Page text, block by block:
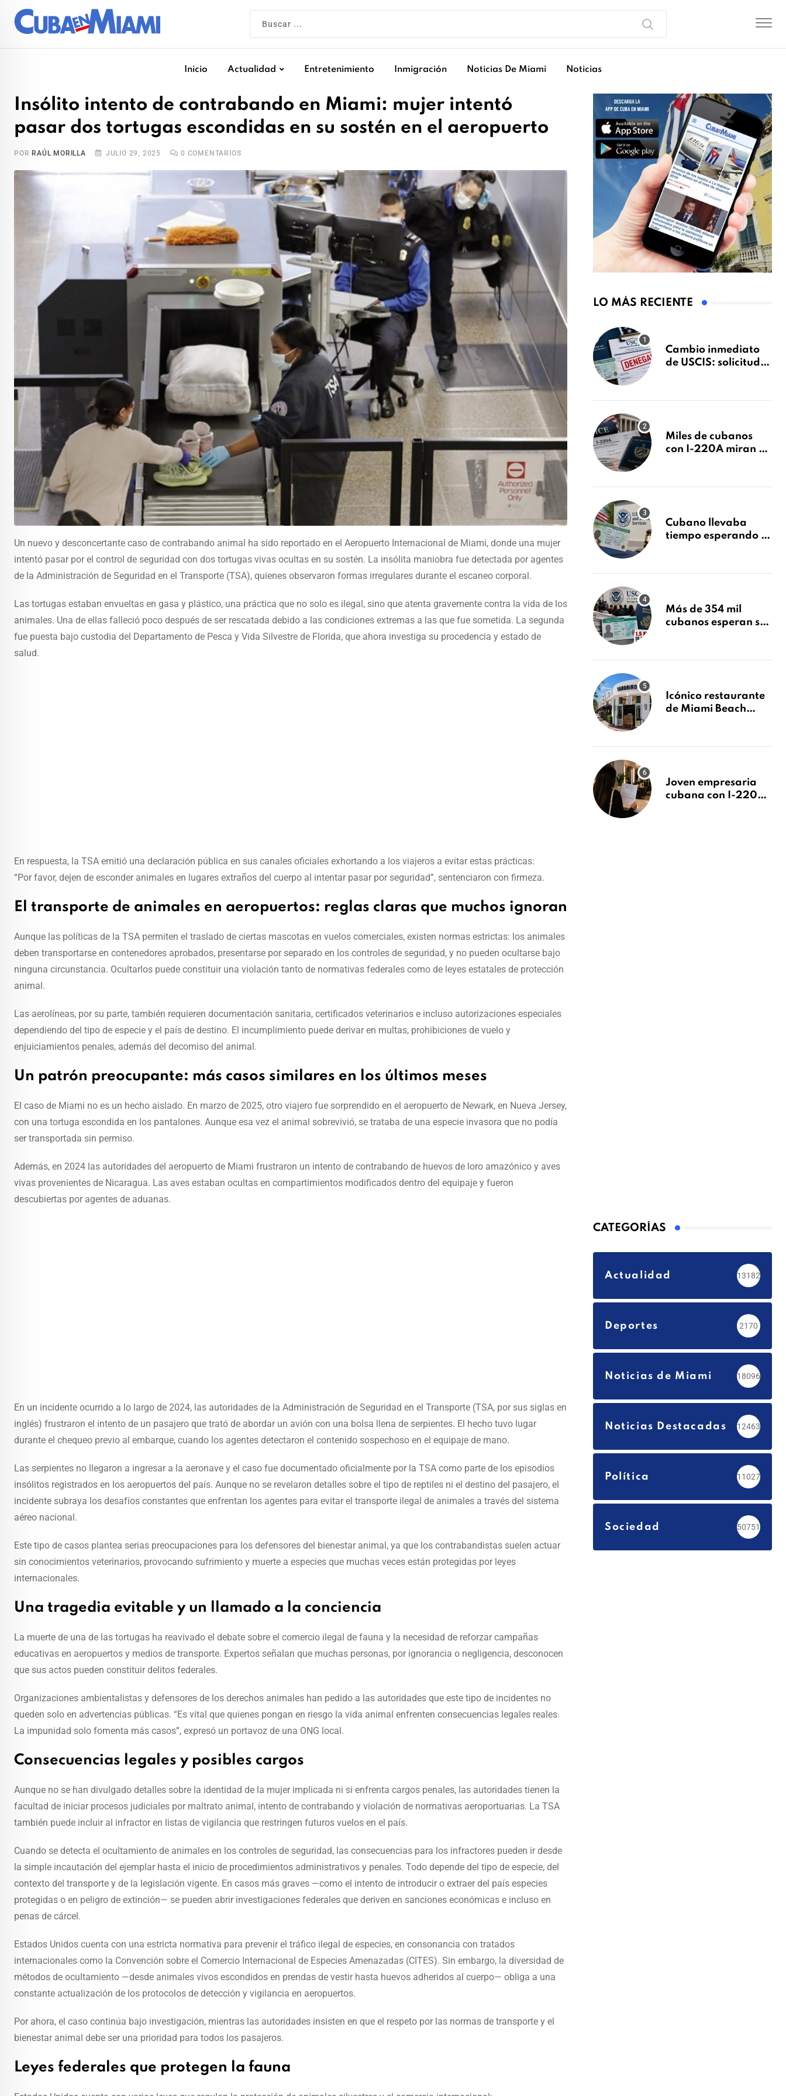
Inicio Actualidad Entretenimiento Inmigración Noticias De Miami Noticias
Insólito intento de contrabando en Miami: mujer intentó
pasar dos tortugas escondidas en su sostén en el aeropuerto
POR RAÚL MORILLA JULIO 29, 2025 0 COMENTARIOS
Un nuevo y desconcertante caso de contrabando animal ha sido reportado en el Aeropuerto Internacional de Miami, donde una mujer
intentó pasar por el control de seguridad con dos tortugas vivas ocultas en su sostén. La insólita maniobra fue detectada por agentes
de la Administración de Seguridad en el Transporte (TSA), quienes observaron formas irregulares durante el escaneo corporal.
Las tortugas estaban envueltas en gasa y plástico, una práctica que no solo es ilegal, sino que atenta gravemente contra la vida de los
animales. Una de ellas falleció poco después de ser rescatada debido a las condiciones extremas a las que fue sometida. La segunda
fue puesta bajo custodia del Departamento de Pesca y Vida Silvestre de Florida, que ahora investiga su procedencia y estado de
salud.
En respuesta, la TSA emitió una declaración pública en sus canales oficiales exhortando a los viajeros a evitar estas prácticas:
“Por favor, dejen de esconder animales en lugares extraños del cuerpo al intentar pasar por seguridad”, sentenciaron con firmeza.
El transporte de animales en aeropuertos: reglas claras que muchos ignoran
Aunque las políticas de la TSA permiten el traslado de ciertas mascotas en vuelos comerciales, existen normas estrictas: los animales
deben transportarse en contenedores aprobados, presentarse por separado en los controles de seguridad, y no pueden ocultarse bajo
ninguna circunstancia. Ocultarlos puede constituir una violación tanto de normativas federales como de leyes estatales de protección
animal.
Las aerolíneas, por su parte, también requieren documentación sanitaria, certificados veterinarios e incluso autorizaciones especiales
dependiendo del tipo de especie y el país de destino. El incumplimiento puede derivar en multas, prohibiciones de vuelo y
enjuiciamientos penales, además del decomiso del animal.
Un patrón preocupante: más casos similares en los últimos meses
El caso de Miami no es un hecho aislado. En marzo de 2025, otro viajero fue sorprendido en el aeropuerto de Newark, en Nueva Jersey,
con una tortuga escondida en los pantalones. Aunque esa vez el animal sobrevivió, se trataba de una especie invasora que no podía
ser transportada sin permiso.
Además, en 2024 las autoridades del aeropuerto de Miami frustraron un intento de contrabando de huevos de loro amazónico y aves
vivas provenientes de Nicaragua. Las aves estaban ocultas en compartimientos modificados dentro del equipaje y fueron
descubiertas por agentes de aduanas.
En un incidente ocurrido a lo largo de 2024, las autoridades de la Administración de Seguridad en el Transporte (TSA, por sus siglas en
inglés) frustraron el intento de un pasajero que trató de abordar un avión con una bolsa llena de serpientes. El hecho tuvo lugar
durante el chequeo previo al embarque, cuando los agentes detectaron el contenido sospechoso en el equipaje de mano.
Las serpientes no llegaron a ingresar a la aeronave y el caso fue documentado oficialmente por la TSA como parte de los episodios
insólitos registrados en los aeropuertos del país. Aunque no se revelaron detalles sobre el tipo de reptiles ni el destino del pasajero, el
incidente subraya los desafíos constantes que enfrentan los agentes para evitar el transporte ilegal de animales a través del sistema
aéreo nacional.
Este tipo de casos plantea serias preocupaciones para los defensores del bienestar animal, ya que los contrabandistas suelen actuar
sin conocimientos veterinarios, provocando sufrimiento y muerte a especies que muchas veces están protegidas por leyes
internacionales.
Una tragedia evitable y un llamado a la conciencia
La muerte de una de las tortugas ha reavivado el debate sobre el comercio ilegal de fauna y la necesidad de reforzar campañas
educativas en aeropuertos y medios de transporte. Expertos señalan que muchas personas, por ignorancia o negligencia, desconocen
que sus actos pueden constituir delitos federales.
Organizaciones ambientalistas y defensores de los derechos animales han pedido a las autoridades que este tipo de incidentes no
queden solo en advertencias públicas. “Es vital que quienes pongan en riesgo la vida animal enfrenten consecuencias legales reales.
La impunidad solo fomenta más casos”, expresó un portavoz de una ONG local.
Consecuencias legales y posibles cargos
Aunque no se han divulgado detalles sobre la identidad de la mujer implicada ni si enfrenta cargos penales, las autoridades tienen la
facultad de iniciar procesos judiciales por maltrato animal, intento de contrabando y violación de normativas aeroportuarias. La TSA
también puede incluir al infractor en listas de vigilancia que restringen futuros vuelos en el país.
Cuando se detecta el ocultamiento de animales en los controles de seguridad, las consecuencias para los infractores pueden ir desde
la simple incautación del ejemplar hasta el inicio de procedimientos administrativos y penales. Todo depende del tipo de especie, del
contexto del transporte y de la legislación vigente. En casos más graves —como el intento de introducir o extraer del país especies
protegidas o en peligro de extinción— se pueden abrir investigaciones federales que deriven en sanciones económicas e incluso en
penas de cárcel.
Estados Unidos cuenta con una estricta normativa para prevenir el tráfico ilegal de especies, en consonancia con tratados
internacionales como la Convención sobre el Comercio Internacional de Especies Amenazadas (CITES). Sin embargo, la diversidad de
métodos de ocultamiento —desde animales vivos escondidos en prendas de vestir hasta huevos adheridos al cuerpo— obliga a una
constante actualización de los protocolos de detección y vigilancia en aeropuertos.
Por ahora, el caso continúa bajo investigación, mientras las autoridades insisten en que el respeto por las normas de transporte y el
bienestar animal debe ser una prioridad para todos los pasajeros.
Leyes federales que protegen la fauna
LO MÁS RECIENTE
Cambio inmediato
de USCIS: solicitudes
sin previo aviso
Miles de cubanos
con I-220A miran al
decidirse en una
Cubano llevaba
tiempo esperando su
tras Writ of
Más de 354 mil
cubanos esperan su
millones de
Icónico restaurante
de Miami Beach
después de 15 años
Joven empresaria
cubana con I-220A
CATEGORÍAS
Actualidad 13182
Deportes 2170
Noticias de Miami 18096
Noticias Destacadas 12463
Política 11027
Sociedad 50751